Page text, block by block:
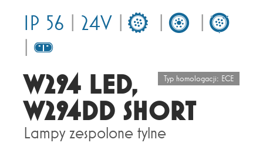
IP 56 | 24V | |
|
|
Typ homologacji: ECE
W294 LED,
W294DD SHORT
Lampy zespolone tylne